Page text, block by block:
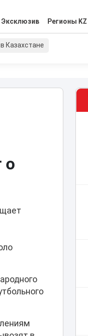
Эксклюзив Регионы KZ
Казахстане
о